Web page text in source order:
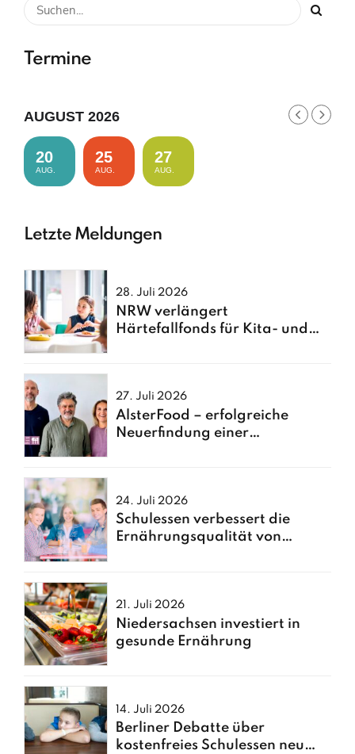
Termine
AUGUST 2026
20
AUG.
25
AUG.
27
AUG.
Letzte Meldungen
28. Juli 2026
NRW verlängert
Härtefallfonds für Kita- und
27. Juli 2026
AlsterFood – erfolgreiche
Neuerfindung einer
24. Juli 2026
Schulessen verbessert die
Ernährungsqualität von
21. Juli 2026
Niedersachsen investiert in
gesunde Ernährung
14. Juli 2026
Berliner Debatte über
kostenfreies Schulessen neu